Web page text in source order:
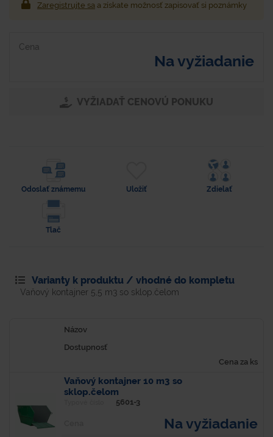
Zaregistrujte sa a získate možnosť zapisovať si poznámky
Cena
Na vyžiadanie
VYŽIADAŤ CENOVÚ PONUKU
Odoslať známemu Uložiť Zdielať
Tlač
Varianty k produktu / vhodné do kompletu
Vaňový kontajner 5,5 m3 so sklop.čelom
Názov
Dostupnosť
Cena za ks
Vaňový kontajner 10 m3 so
sklop.čelom
5601-3
Na vyžiadanie